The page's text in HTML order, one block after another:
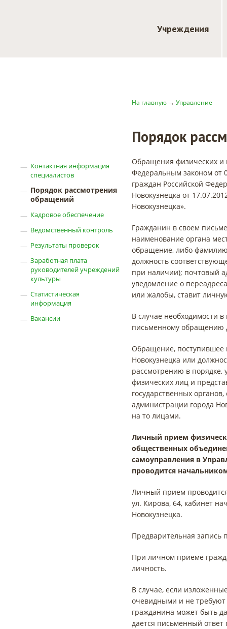
Учреждения
На главную → Управление
Порядок
Контактная информация
специалистов
Порядок рассмотрения
обращений
Кадровое обеспечение
Ведомственный контроль
Результаты проверок
Заработная плата
руководителей учреждений
культуры
Статистическая
информация
Вакансии
Обращения физических и
Федеральным законом от
граждан Российской
Новокузнецка от
Новокузнецка».
Гражданин в своем
наименование органа
обращение, либо
должность
при наличии); почтовый
уведомление о
или жалобы, ставит
В случае необходимости
письменному обращению
Обращение, поступившее
Новокузнецка или
рассмотрению в
физических лиц и
государственных
администрации города
на то лицами.
Личный прием
общественных
самоуправления в
проводится
Личный прием
ул. Кирова, 64, кабинет
Новокузнецка.
Предварительная запись
При личном приеме
личность.
В случае, если
очевидными и не требуют
гражданина может быть
дается письменный